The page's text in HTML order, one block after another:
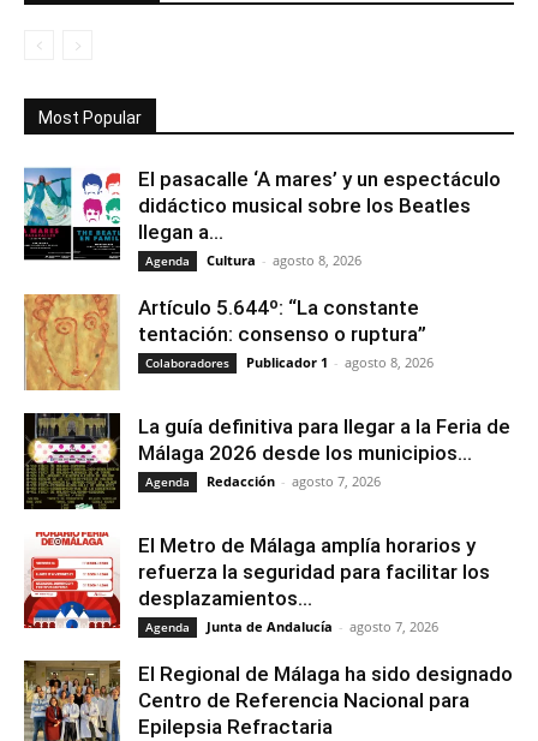
Most Popular
El pasacalle ‘A mares’ y un espectáculo
didáctico musical sobre los Beatles
llegan a...
Agenda Cultura - agosto 8, 2026
Artículo 5.644º: “La constante
tentación: consenso o ruptura”
Colaboradores Publicador 1 - agosto 8, 2026
La guía definitiva para llegar a la Feria de
Málaga 2026 desde los municipios...
Agenda Redacción - agosto 7, 2026
El Metro de Málaga amplía horarios y
refuerza la seguridad para facilitar los
desplazamientos...
Agenda Junta de Andalucía - agosto 7, 2026
El Regional de Málaga ha sido designado
Centro de Referencia Nacional para
Epilepsia Refractaria